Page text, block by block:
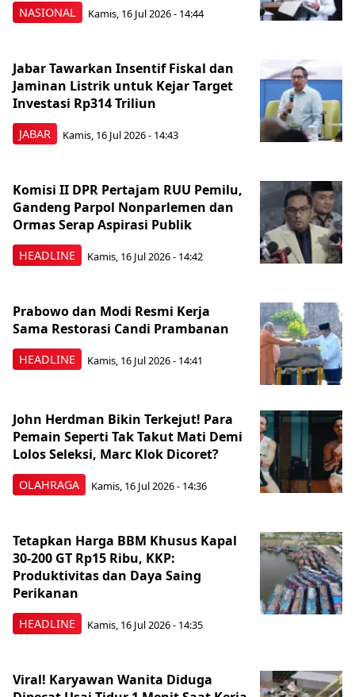
NASIONAL Kamis, 16 Jul 2026 - 14:44
JABAR
Jabar Tawarkan Insentif Fiskal dan
Jaminan Listrik untuk Kejar Target
Investasi Rp314 Triliun
Kamis, 16 Jul 2026 - 14:43
HEADLINE
Komisi II DPR Pertajam RUU Pemilu,
Gandeng Parpol Nonparlemen dan
Ormas Serap Aspirasi Publik
Kamis, 16 Jul 2026 - 14:42
HEADLINE
Prabowo dan Modi Resmi Kerja
Sama Restorasi Candi Prambanan
Kamis, 16 Jul 2026 - 14:41
OLAHRAGA
John Herdman Bikin Terkejut! Para
Pemain Seperti Tak Takut Mati Demi
Lolos Seleksi, Marc Klok Dicoret?
Kamis, 16 Jul 2026 - 14:36
HEADLINE
Tetapkan Harga BBM Khusus Kapal
30-200 GT Rp15 Ribu, KKP:
Produktivitas dan Daya Saing
Perikanan
Kamis, 16 Jul 2026 - 14:35
Viral! Karyawan Wanita Diduga